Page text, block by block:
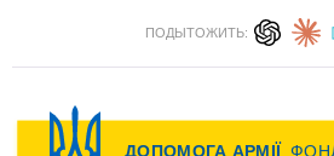
ПОДЫТОЖИТЬ: